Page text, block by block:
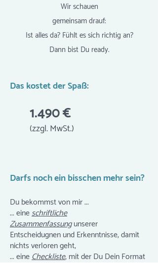
Wir schauen
gemeinsam drauf:
Ist alles da? Fühlt es sich richtig an?
Dann bist Du ready.
Das kostet der Spaß:
1.490 €
(zzgl. MwSt.)
Darfs noch ein bisschen mehr sein?
Du bekommst von mir ...
... eineschriftliche
Zusammenfassungunserer
Entscheidugnen und Erkenntnisse, damit
nichts verloren geht,
... eineCheckliste, mit der Du Dein Format